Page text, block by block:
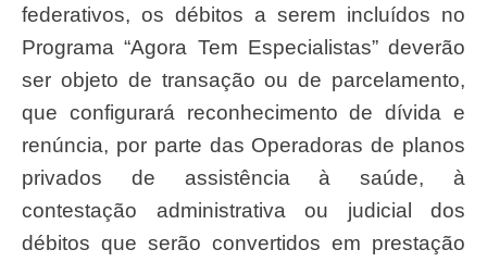
federativos, os débitos a serem incluídos no
Programa “Agora Tem Especialistas” deverão
ser objeto de transação ou de parcelamento,
que configurará reconhecimento de dívida e
renúncia, por parte das Operadoras de planos
privados de assistência à saúde, à
contestação administrativa ou judicial dos
débitos que serão convertidos em prestação